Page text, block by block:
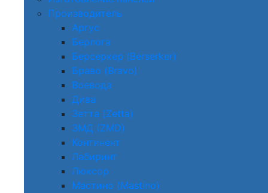
Производитель
Аргус
Берлога
Берсеркер (Berserker)
Браво (Bravo)
Воевода
Дива
Зетта (Zetta)
ЗМД (ZMD)
Континент
Лабиринт
Люксор
Мастино (Mastino)